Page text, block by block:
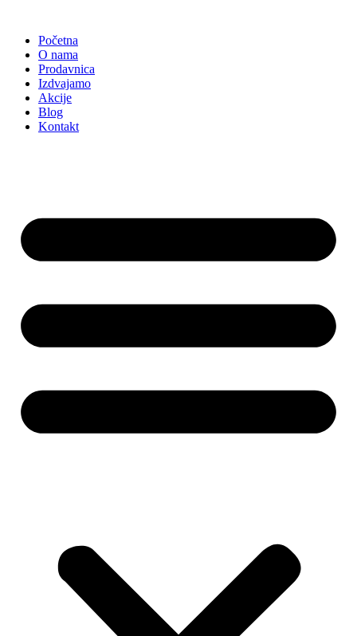
sadržajPočetna
O nama
Prodavnica
Izdvajamo
Akcije
Blog
Kontakt